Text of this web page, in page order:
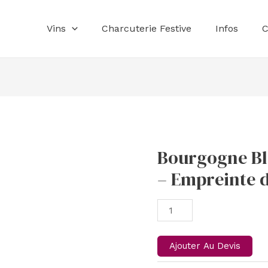
Vins Charcuterie Festive Infos
Bourgogne
– Empreinte
Bourgogne
-
Chardonnay
Brossette
Ajouter Au Devis